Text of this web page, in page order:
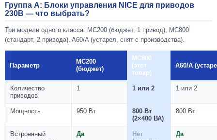
Группа A: Блоки управления NICE для приводов
230В — что выбрать?
Три модели одного класса: MC200 (бюджет, 1 привод), MC800
(стандарт, 2 привода), A60/A (устарел, снят с производства).
Параметр
MC200
(бюджет)
MC800
(этот
товар)
A60/A
Количество
приводов
1 1 или 2 1 или 2
Мощность 950 Вт
800 Вт
(2×400 ВА)
800 Вт
Встроенный
Да
Нет
Да